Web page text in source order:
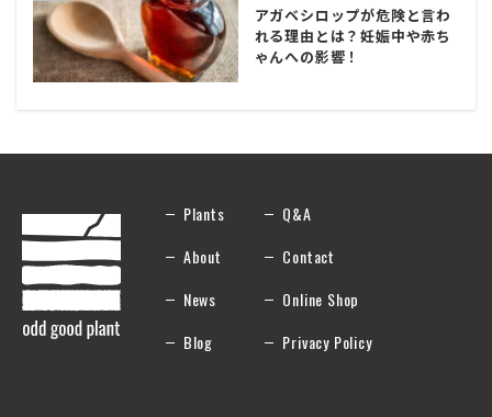
アガベシロップが危険と言わ
れる理由とは？妊娠中や赤ち
ゃんへの影響！
Plants
About
News
Blog
Q&A
Contact
Online Shop
Privacy Policy